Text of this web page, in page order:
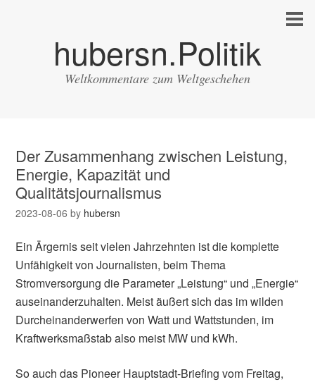
hubersn.Politik
Weltkommentare zum Weltgeschehen
Der Zusammenhang zwischen Leistung,
Energie, Kapazität und
Qualitätsjournalismus
2023-08-06 by hubersn
Ein Ärgernis seit vielen Jahrzehnten ist die komplette
Unfähigkeit von Journalisten, beim Thema
Stromversorgung die Parameter „Leistung“ und „Energie“
auseinanderzuhalten. Meist äußert sich das im wilden
Durcheinanderwerfen von Watt und Wattstunden, im
Kraftwerksmaßstab also meist MW und kWh.
So auch das Pioneer Hauptstadt-Briefing vom Freitag,